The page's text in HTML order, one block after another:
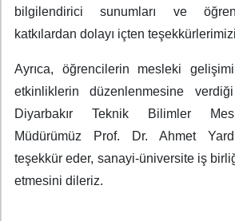
bilgilendirici sunumları ve
katkılardan dolayı içten
Ayrıca, öğrencilerin mesleki
etkinliklerin düzenlenmesine
Diyarbakır Teknik Bilimler
Müdürümüz Prof. Dr. Ahmet
teşekkür eder, sanayi-üniversite iş
etmesini dileriz.